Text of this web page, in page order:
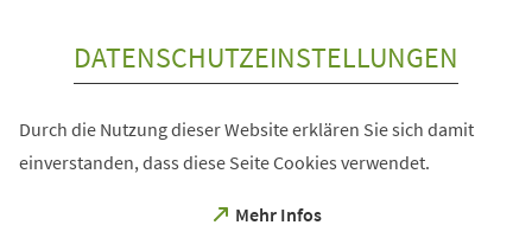
DATENSCHUTZEINSTELLUNGEN
Durch die Nutzung dieser Website erklären Sie sich damit
einverstanden, dass diese Seite Cookies verwendet.
Mehr Infos
(Öffnet